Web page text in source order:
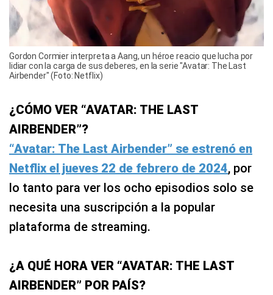
Gordon Cormier interpreta a Aang, un héroe reacio que lucha por
lidiar con la carga de sus deberes, en la serie "Avatar: The Last
Airbender" (Foto: Netflix)
¿CÓMO VER “AVATAR: THE LAST
AIRBENDER”?
“Avatar: The Last Airbender” se estrenó en
Netflix el jueves 22 de febrero de 2024, por
lo tanto para ver los ocho episodios solo se
necesita una suscripción a la popular
plataforma de streaming.
¿A QUÉ HORA VER “AVATAR: THE LAST
AIRBENDER” POR PAÍS?